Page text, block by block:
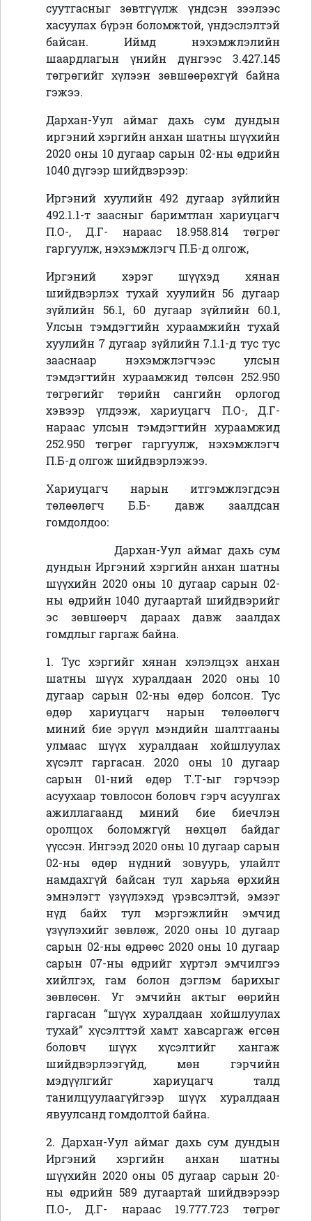
суутгасныг зөвтгүүлж үндсэн зээлээс
хасуулах бүрэн боломжтой, үндэслэлтэй
байсан. Иймд нэхэмжлэлийн
шаардлагын үнийн дүнгээс 3.427.145
төгрөгийг хүлээн зөвшөөрөхгүй байна
гэжээ.
Дархан-Уул аймаг дахь сум дундын
иргэний хэргийн анхан шатны шүүхийн
2020 оны 10 дугаар сарын 02-ны өдрийн
1040 дүгээр шийдвэрээр:
Иргэний хуулийн 492 дугаар зүйлийн
492.1.1-т заасныг баримтлан хариуцагч
П.О-, Д.Г- нараас 18.958.814 төгрөг
гаргуулж, нэхэмжлэгч П.Б-д олгож,
Иргэний хэрэг шүүхэд хянан
шийдвэрлэх тухай хуулийн 56 дугаар
зүйлийн 56.1, 60 дугаар зүйлийн 60.1,
Улсын тэмдэгтийн хураамжийн тухай
хуулийн 7 дугаар зүйлийн 7.1.1-д тус тус
зааснаар нэхэмжлэгчээс улсын
тэмдэгтийн хураамжид төлсөн 252.950
төгрөгийг төрийн сангийн орлогод
хэвээр үлдээж, хариуцагч П.О-, Д.Г-
нараас улсын тэмдэгтийн хураамжид
252.950 төгрөг гаргуулж, нэхэмжлэгч
П.Б-д олгож шийдвэрлэжээ.
Хариуцагч нарын итгэмжлэгдсэн
төлөөлөгч Б.Б- давж заалдсан
гомдолдоо:
Дархан-Уул аймаг дахь сум
дундын Иргэний хэргийн анхан шатны
шүүхийн 2020 оны 10 дугаар сарын 02-
ны өдрийн 1040 дугаартай шийдвэрийг
эс зөвшөөрч дараах давж заалдах
гомдлыг гаргаж байна.
1. Тус хэргийг хянан хэлэлцэх анхан
шатны шүүх хуралдаан 2020 оны 10
дугаар сарын 02-ны өдөр болсон. Тус
өдөр хариуцагч нарын төлөөлөгч
миний бие эрүүл мэндийн шалтгааны
улмаас шүүх хуралдаан хойшлуулах
хүсэлт гаргасан. 2020 оны 10 дугаар
сарын 01-ний өдөр Т.Т-ыг гэрчээр
асуухаар товлосон боловч гэрч асуулгах
ажиллагаанд миний бие биечлэн
оролцох боломжгүй нөхцөл байдаг
үүссэн. Ингээд 2020 оны 10 дугаар сарын
02-ны өдөр нүдний зовуурь, улайлт
намдахгүй байсан тул харьяа өрхийн
эмнэлэгт үзүүлэхэд үрэвсэлтэй, эмзэг
нүд байх тул мэргэжлийн эмчид
үзүүлэхийг зөвлөж, 2020 оны 10 дугаар
сарын 02-ны өдрөөс 2020 оны 10 дугаар
сарын 07-ны өдрийг хүртэл эмчилгээ
хийлгэх, гам болон дэглэм барихыг
зөвлөсөн. Уг эмчийн актыг өөрийн
гаргасан “шүүх хуралдаан хойшлуулах
тухай” хүсэлттэй хамт хавсаргаж өгсөн
боловч шүүх хүсэлтийг хангаж
шийдвэрлээгүйд, мөн гэрчийн
мэдүүлгийг хариуцагч талд
танилцуулаагүйгээр шүүх хуралдаан
явуулсанд гомдолтой байна.
2. Дархан-Уул аймаг дахь сум дундын
Иргэний хэргийн анхан шатны
шүүхийн 2020 оны 05 дугаар сарын 20-
ны өдрийн 589 дугаартай шийдвэрээр
П.О-, Д.Г- нараас 19.777.723 төгрөг